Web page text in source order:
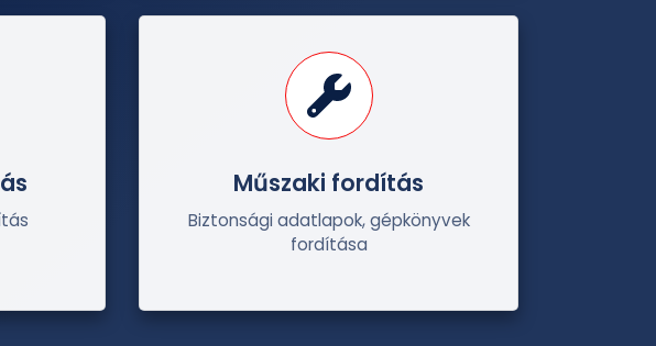
Műszaki fordítás
Biztonsági adatlapok, gépkönyvek
fordítása